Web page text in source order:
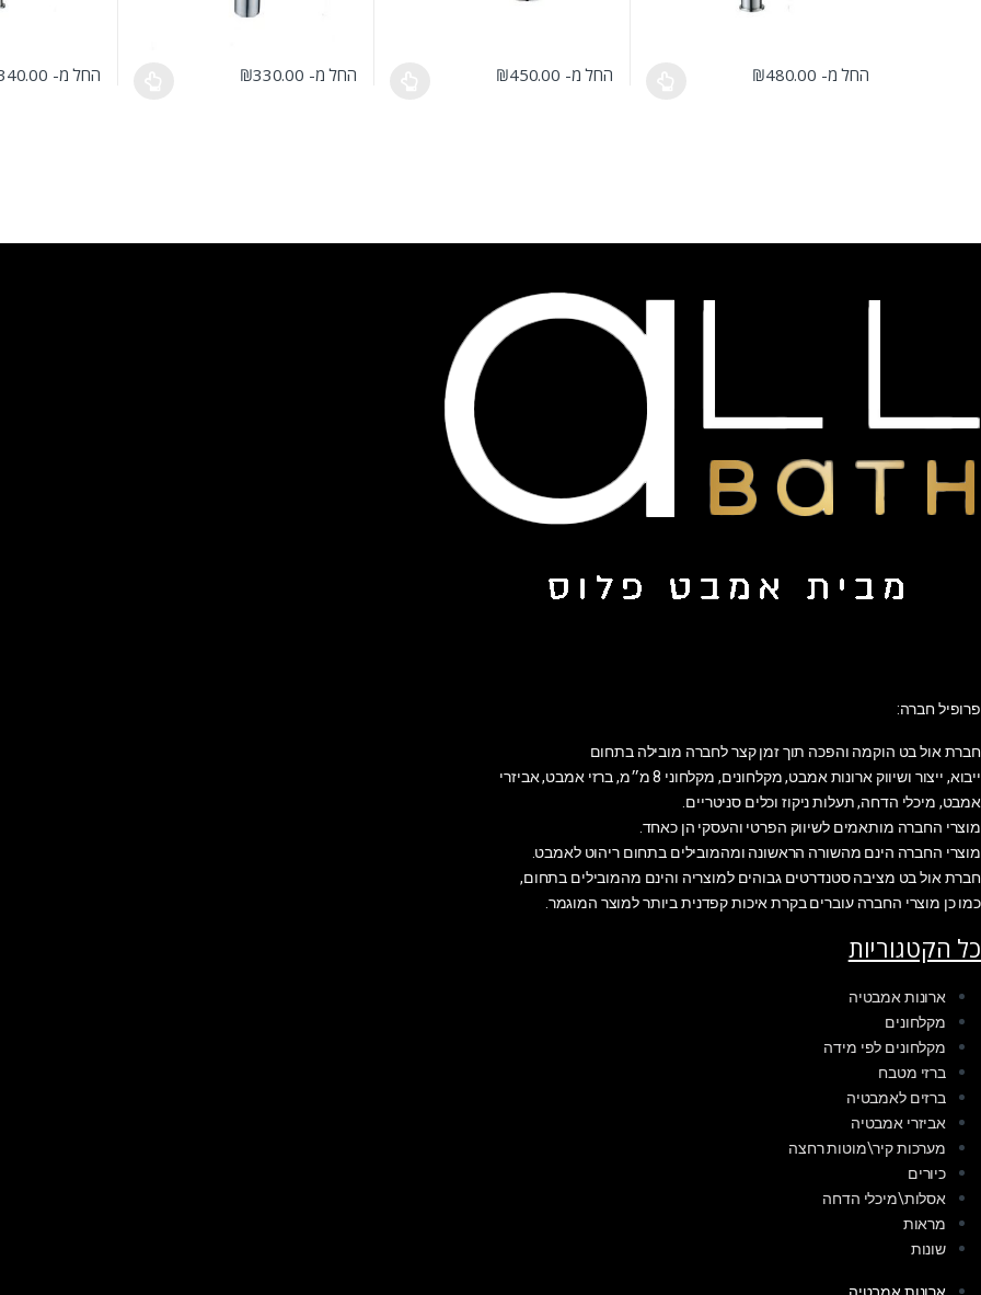
החל מ- ₪480.00 החל מ- ₪450.00 החל מ- ₪330.00 החל מ-
פרופיל חברה:
חברת אול בט הוקמה והפכה תוך זמן קצר לחברה מובילה בתחום
ייבוא, ייצור ושיווק ארונות אמבט, מקלחונים, מקלחוני 8 מ״מ, ברזי אמבט, אביזרי
אמבט, מיכלי הדחה, תעלות ניקוז וכלים סניטריים.
מוצרי החברה מותאמים לשיווק הפרטי והעסקי הן כאחד.
מוצרי החברה הינם מהשורה הראשונה ומהמובילים בתחום ריהוט לאמבט.
חברת אול בט מציבה סטנדרטים גבוהים למוצריה והינם מהמובילים בתחום,
כמו כן מוצרי החברה עוברים בקרת איכות קפדנית ביותר למוצר המוגמר.
כל הקטגוריות
ארונות אמבטיה
מקלחונים
מקלחונים לפי מידה
ברזי מטבח
ברזים לאמבטיה
אביזרי אמבטיה
מערכות קיר\מוטות רחצה
כיורים
אסלות\מיכלי הדחה
מראות
שונות
ארונות אמבטיה